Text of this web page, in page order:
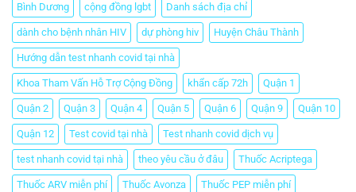
Bình Dương cộng đồng lgbt Danh sách địa chỉ
dành cho bệnh nhân HIV dự phòng hiv Huyện Châu Thành
Hướng dẫn test nhanh covid tại nhà
Khoa Tham Vấn Hỗ Trợ Cộng Đồng khẩn cấp 72h Quận 1
Quận 2 Quận 3 Quận 4 Quận 5 Quận 6 Quận 9 Quận 10
Quận 12 Test covid tại nhà Test nhanh covid dịch vụ
test nhanh covid tại nhà theo yêu cầu ở đâu Thuốc Acriptega
Thuốc ARV miễn phí Thuốc Avonza Thuốc PEP miễn phí